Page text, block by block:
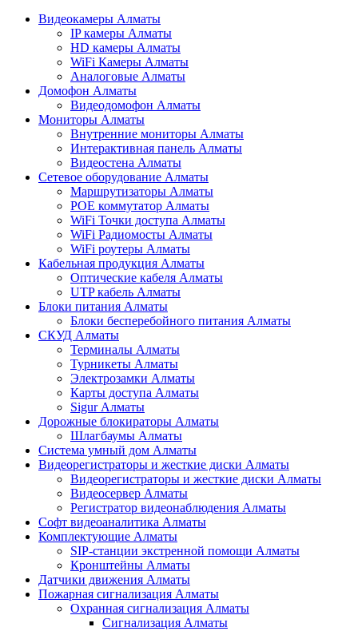
Видеокамеры Алматы
IP камеры Алматы
HD камеры Алматы
WiFi Камеры Алматы
Аналоговые Алматы
Домофон Алматы
Видеодомофон Алматы
Мониторы Алматы
Внутренние мониторы Алматы
Интерактивная панель Алматы
Видеостена Алматы
Сетевое оборудование Алматы
Маршрутизаторы Алматы
POE коммутатор Алматы
WiFi Точки доступа Алматы
WiFi Радиомосты Алматы
WiFi роутеры Алматы
Кабельная продукция Алматы
Оптические кабеля Алматы
UTP кабель Алматы
Блоки питания Алматы
Блоки бесперебойного питания Алматы
СКУД Алматы
Терминалы Алматы
Турникеты Алматы
Электрозамки Алматы
Карты доступа Алматы
Sigur Алматы
Дорожные блокираторы Алматы
Шлагбаумы Алматы
Система умный дом Алматы
Видеорегистраторы и жесткие диски Алматы
Видеорегистраторы и жесткие диски Алматы
Видеосервер Алматы
Регистратор видеонаблюдения Алматы
Софт видеоаналитика Алматы
Комплектующие Алматы
SIP-станции экстренной помощи Алматы
Кронштейны Алматы
Датчики движения Алматы
Пожарная сигнализация Алматы
Охранная сигнализация Алматы
Сигнализация Алматы